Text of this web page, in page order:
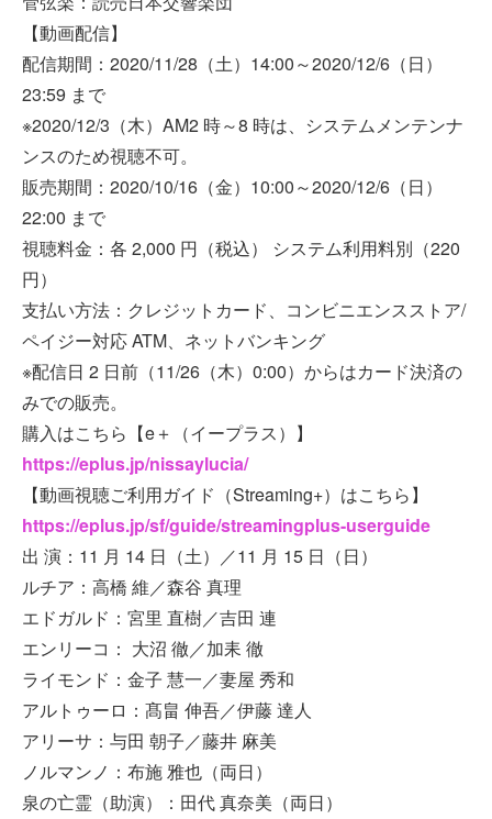
【動画配信】
配信期間：2020/11/28（土）14:00～2020/12/6（日）
23:59 まで
※2020/12/3（木）AM2 時～8 時は、システムメンテンナ
ンスのため視聴不可。
販売期間：2020/10/16（金）10:00～2020/12/6（日）
22:00 まで
視聴料金：各 2,000 円（税込） システム利用料別（220
円）
支払い方法：クレジットカード、コンビニエンスストア/
ペイジー対応 ATM、ネットバンキング
※配信日 2 日前（11/26（木）0:00）からはカード決済の
みでの販売。
購入はこちら【e＋（イープラス）】
https://eplus.jp/nissaylucia/
【動画視聴ご利用ガイド（Streaming+）はこちら】
https://eplus.jp/sf/guide/streamingplus-userguide
出 演：11 月 14 日（土）／11 月 15 日（日）
ルチア：高橋 維／森谷 真理
エドガルド：宮里 直樹／吉田 連
エンリーコ： 大沼 徹／加耒 徹
ライモンド：金子 慧一／妻屋 秀和
アルトゥーロ：髙畠 伸吾／伊藤 達人
アリーサ：与田 朝子／藤井 麻美
ノルマンノ：布施 雅也（両日）
泉の亡霊（助演）：田代 真奈美（両日）